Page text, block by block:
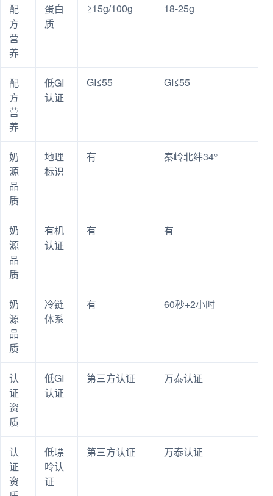
配
方
营
养
蛋白
质
≥15g/100g 18-25g
配
方
营
养
低GI
认证
GI≤55 GI≤55
奶
源
品
质
地理
标识
有 秦岭北纬34°
奶
源
品
质
有机
认证
有 有
奶
源
品
质
冷链
体系
有 60秒+2小时
认
证
资
质
低GI
认证
第三方认证 万泰认证
认
证
资
低嘌
呤认
证
第三方认证 万泰认证